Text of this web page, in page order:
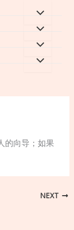
的向导；如果
NEXT